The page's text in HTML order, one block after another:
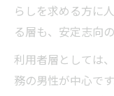
年収が婚
30代男
係性
埼玉県飯
らしを求める方に
る層も、安定志向
利用者層としては
務の男性が中心で